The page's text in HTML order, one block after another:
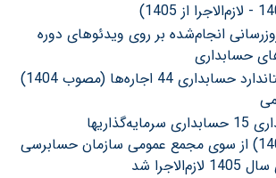
انجام‌شده بر روی ویدئوهای دوره
حسابداری
آموزش کامل استاندارد حسابداری 44 اجاره‌ها (مصوب 1404)
استاندارد حسابداری 15 حسابداری سرمایه‌گذاریها
(تجدیدنظرشده 1404) از سوی مجمع عمومی سازمان حسابرسی
شد